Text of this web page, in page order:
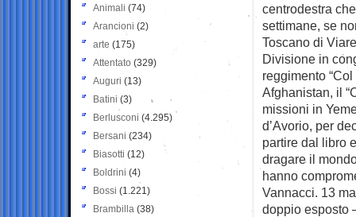
centrodestra
settimane, se
Toscano di
Divisione in
reggimento “Col
Afghanistan, il
missioni in
d’Avorio, per
partire dal libro
dragare il
hanno
Vannacci. 13
doppio esposto
Animali (74)
Arancioni (2)
arte (175)
Attentato (329)
Auguri (13)
Batini (3)
Berlusconi (4.295)
Bersani (234)
Biasotti (12)
Boldrini (4)
Bossi (1.221)
Brambilla (38)